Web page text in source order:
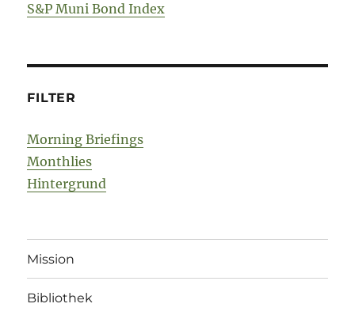
S&P Muni Bond Index
FILTER
Morning Briefings
Monthlies
Hintergrund
Mission
Bibliothek